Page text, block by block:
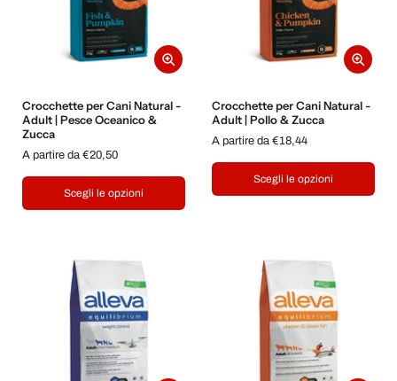
Crocchette per Cani Natural -
Adult | Pesce Oceanico &
Zucca
A partire da €20,50
Scegli le opzioni
Crocchette per Cani Natural -
Adult | Pollo & Zucca
A partire da €18,44
Scegli le opzioni